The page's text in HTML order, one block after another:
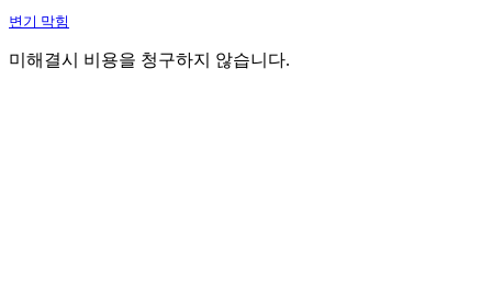
변기 막힘
미해결시 비용을 청구하지 않습니다.